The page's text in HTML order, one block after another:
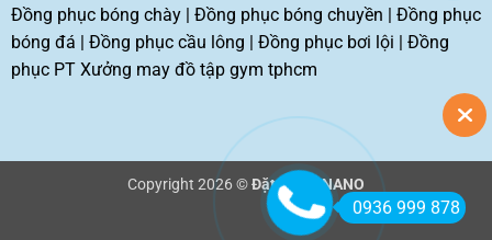
Đồng phục bóng chày| Đồng phục bóng chuyền
Đồng phục
bóng đá
Đồng phục cầu lông Đồng phục bơi lội
Đồng
phục PT Xưởng may đồ tập gym tphcm
Copyright 2026 ©Đặt may TNANO
0936 999 878